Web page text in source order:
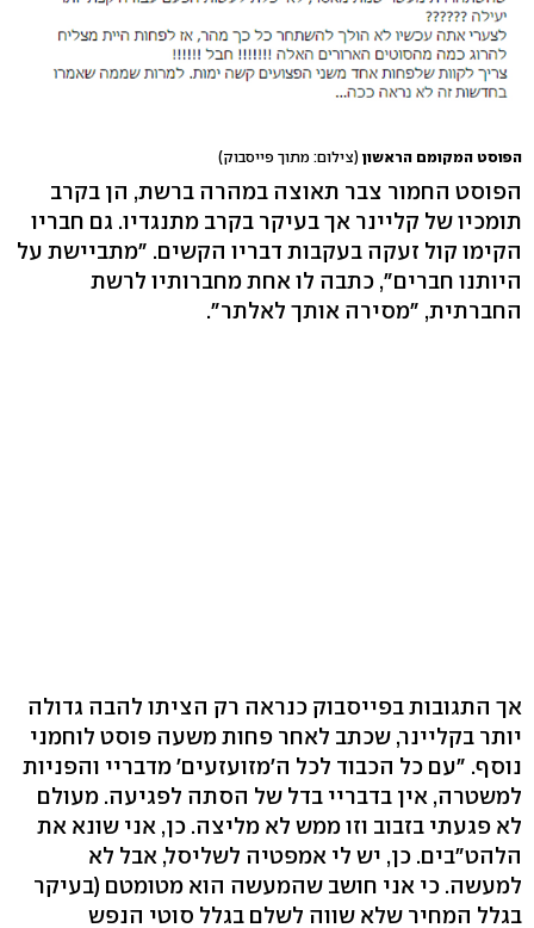
הפוסט המקומם הראשון (צילום: מתוך פייסבוק)
הפוסט החמור צבר תאוצה במהרה ברשת, הן בקרב
תומכיו של קליינר אך בעיקר בקרב מתנגדיו. גם חבריו
הקימו קול זעקה בעקבות דבריו הקשים. "מתביישת על
היותנו חברים", כתבה לו אחת מחברותיו לרשת
החברתית, "מסירה אותך לאלתר".
אך התגובות בפייסבוק כנראה רק הציתו להבה גדולה
יותר בקליינר, שכתב לאחר פחות משעה פוסט לוחמני
נוסף. "עם כל הכבוד לכל ה'מזועזעים' מדבריי והפניות
למשטרה, אין בדבריי בדל של הסתה לפגיעה. מעולם
לא פגעתי בזבוב וזו ממש לא מליצה. כן, אני שונא את
הלהט"בים. כן, יש לי אמפטיה לשליסל, אבל לא
למעשה. כי אני חושב שהמעשה הוא מטומטם (בעיקר
בגלל המחיר שלא שווה לשלם בגלל סוטי הנפש